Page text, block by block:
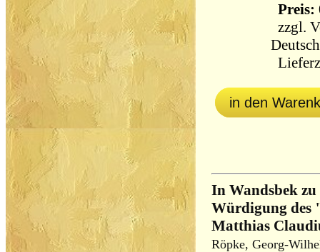
Preis:
zzgl.
in den
In Wandsbek zu
Würdigung des
Matthias
Röpke, Georg-